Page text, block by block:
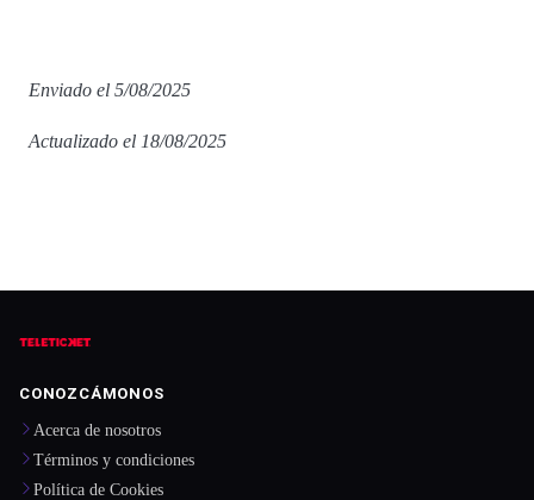
Enviado el 5/08/2025
Actualizado el 18/08/2025
CONOZCÁMONOS
Acerca de nosotros
Términos y condiciones
Política de Cookies